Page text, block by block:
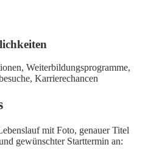
Weiterbildungsprogramme,
Karrierechancen
mit Foto, genauer Titel
gewünschter Starttermin an: